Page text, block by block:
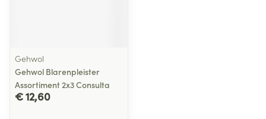
Gehwol
Gehwol Blarenpleister
Assortiment 2x3 Consulta
€ 12,60